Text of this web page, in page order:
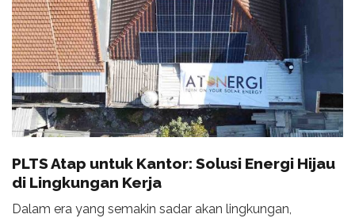
PLTS Atap untuk Kantor: Solusi Energi Hijau
di Lingkungan Kerja
Dalam era yang semakin sadar akan lingkungan,